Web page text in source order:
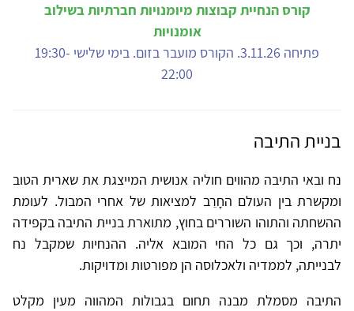
קורס הנחיית קבוצות מיומנויות חברתיות בשילוב
אומנויות
פתיחה 3.11.26. הקורס מועבר בזום. בימי שלישי 19:30-
22:00
בניית התיבה
נח ובאי התיבה מהווים חוליה אנושית המייצגת את שארית הטוב
ומקשרת בין העולם החָרֵב למציאות של אחרי המבול. לעומת
ההשחתה והתוהו השוררים בחוץ, מתוארת בניית התיבה בקפידה
יתרה, וכך גם כל החי המובא אליה. ההנחיות שמקבל נח
לבנייתה, לממדיה ולאכלוסה הן מפורטות ומדויקות.
התיבה מסמלת מבנה תחום בגבולות המהווה מעין מקלט